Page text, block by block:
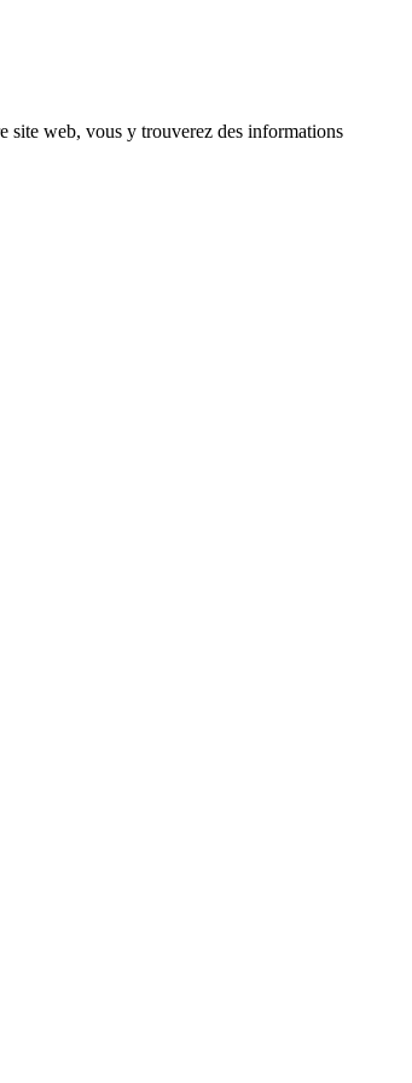
site web, vous y trouverez des informations